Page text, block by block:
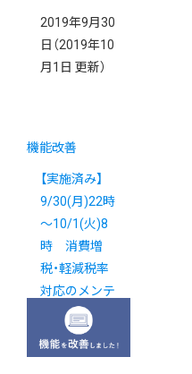
2019年9月30
日 （2019年10
月1日 更新）
機能改善
【実施済み】
9/30(月)22時
～10/1(火)8
時 消費増
税・軽減税率
対応のメンテ
ナンスを実施
いたします